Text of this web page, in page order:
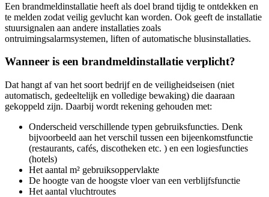
Een brandmeldinstallatie heeft als doel brand tijdig te ontdekken en
te melden zodat veilig gevlucht kan worden. Ook geeft de installatie
stuursignalen aan andere installaties zoals
ontruimingsalarmsystemen, liften of automatische blusinstallaties.
Wanneer is een brandmeldinstallatie verplicht?
Dat hangt af van het soort bedrijf en de veiligheidseisen (niet
automatisch, gedeeltelijk en volledige bewaking) die daaraan
gekoppeld zijn. Daarbij wordt rekening gehouden met:
Onderscheid verschillende typen gebruiksfuncties. Denk
bijvoorbeeld aan het verschil tussen een bijeenkomstfunctie
(restaurants, cafés, discotheken etc. ) en een logiesfuncties
(hotels)
Het aantal m² gebruiksoppervlakte
De hoogte van de hoogste vloer van een verblijfsfunctie
Het aantal vluchtroutes